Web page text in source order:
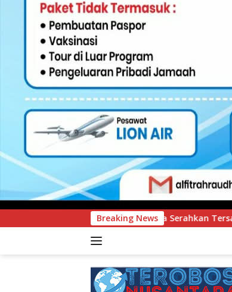
Breaking News
Serahkan Tersangka dan Barang Bukti Kasus